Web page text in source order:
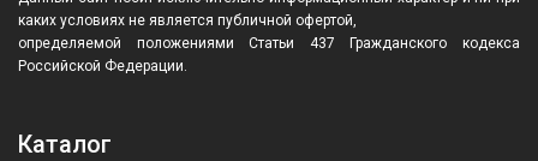
каких условиях не является публичной офертой,
определяемой положениями Статьи 437 Гражданского кодекса
Российской Федерации.
Каталог